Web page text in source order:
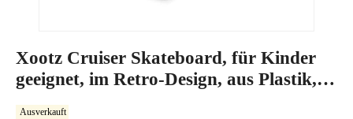
Xootz Cruiser Skateboard, für Kinder
geeignet, im Retro-Design, aus Plastik,
gebrauchsfertig Blau blau 22-Inch
Ausverkauft